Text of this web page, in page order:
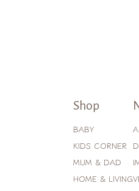
Shop
BABY
KIDS CORNER
MUM & DAD
HOME & LIVING